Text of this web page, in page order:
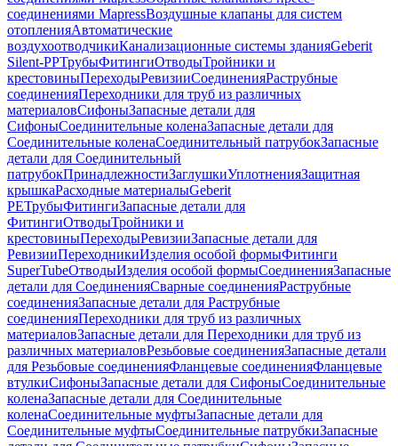
соединениями MapressВоздушные клапаны для систем
отопленияАвтоматические
воздухоотводчикиКанализационные системы зданияGeberit
Silent-PPТрубыФитингиОтводыТройники и
крестовиныПереходыРевизииСоединенияРаструбные
соединенияПереходники для труб из различных
материаловСифоныЗапасные детали для
СифоныСоединительные коленаЗапасные детали для
Соединительные коленаСоединительный патрубокЗапасные
детали для Соединительный
патрубокПринадлежностиЗаглушкиУплотненияЗащитная
крышкаРасходные материалыGeberit
PEТрубыФитингиЗапасные детали для
ФитингиОтводыТройники и
крестовиныПереходыРевизииЗапасные детали для
РевизииПереходникиИзделия особой формыФитинги
SuperTubeОтводыИзделия особой формыСоединенияЗапасные
детали для СоединенияСварные соединенияРаструбные
соединенияЗапасные детали для Раструбные
соединенияПереходники для труб из различных
материаловЗапасные детали для Переходники для труб из
различных материаловРезьбовые соединенияЗапасные детали
для Резьбовые соединенияФланцевые соединенияФланцевые
втулкиСифоныЗапасные детали для СифоныСоединительные
коленаЗапасные детали для Соединительные
коленаСоединительные муфтыЗапасные детали для
Соединительные муфтыСоединительные патрубкиЗапасные